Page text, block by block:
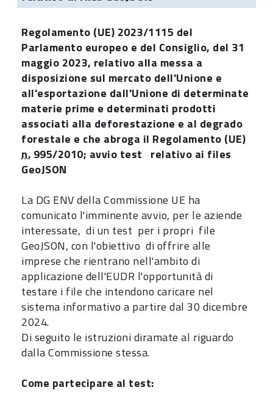
Regolamento (UE) 2023/1115 del
Parlamento europeo e del Consiglio, del 31
maggio 2023, relativo alla messa a
disposizione sul mercato dell'Unione e
all'esportazione dall'Unione di determinate
materie prime e determinati prodotti
associati alla deforestazione e al degrado
forestale e che abroga il Regolamento (UE)
n. 995/2010; avvio test relativo ai files
GeoJSON
La DG ENV della Commissione UE ha
comunicato l'imminente avvio, per le aziende
interessate, di un test per i propri file
GeoJSON, con l'obiettivo di offrire alle
imprese che rientrano nell'ambito di
applicazione dell'EUDR l'opportunità di
testare i file che intendono caricare nel
sistema informativo a partire dal 30 dicembre
2024.
Di seguito le istruzioni diramate al riguardo
dalla Commissione stessa.
Come partecipare al test: